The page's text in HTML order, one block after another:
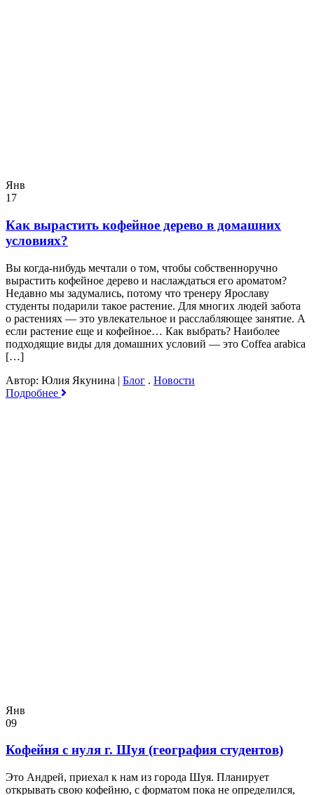
Янв
17
Как вырастить кофейное дерево в домашних
условиях?
Вы когда-нибудь мечтали о том, чтобы собственноручно
вырастить кофейное дерево и наслаждаться его ароматом?
Недавно мы задумались, потому что тренеру Ярославу
студенты подарили такое растение. Для многих людей забота
о растениях — это увлекательное и расслабляющее занятие. А
если растение еще и кофейное… Как выбрать? Наиболее
подходящие виды для домашних условий — это Coffea arabica
[…]
Автор: Юлия Якунина | Блог . Новости
Подробнее
Янв
09
Кофейня с нуля г. Шуя (география студентов)
Это Андрей, приехал к нам из города Шуя. Планирует
открывать свою кофейню, с форматом пока не определился,